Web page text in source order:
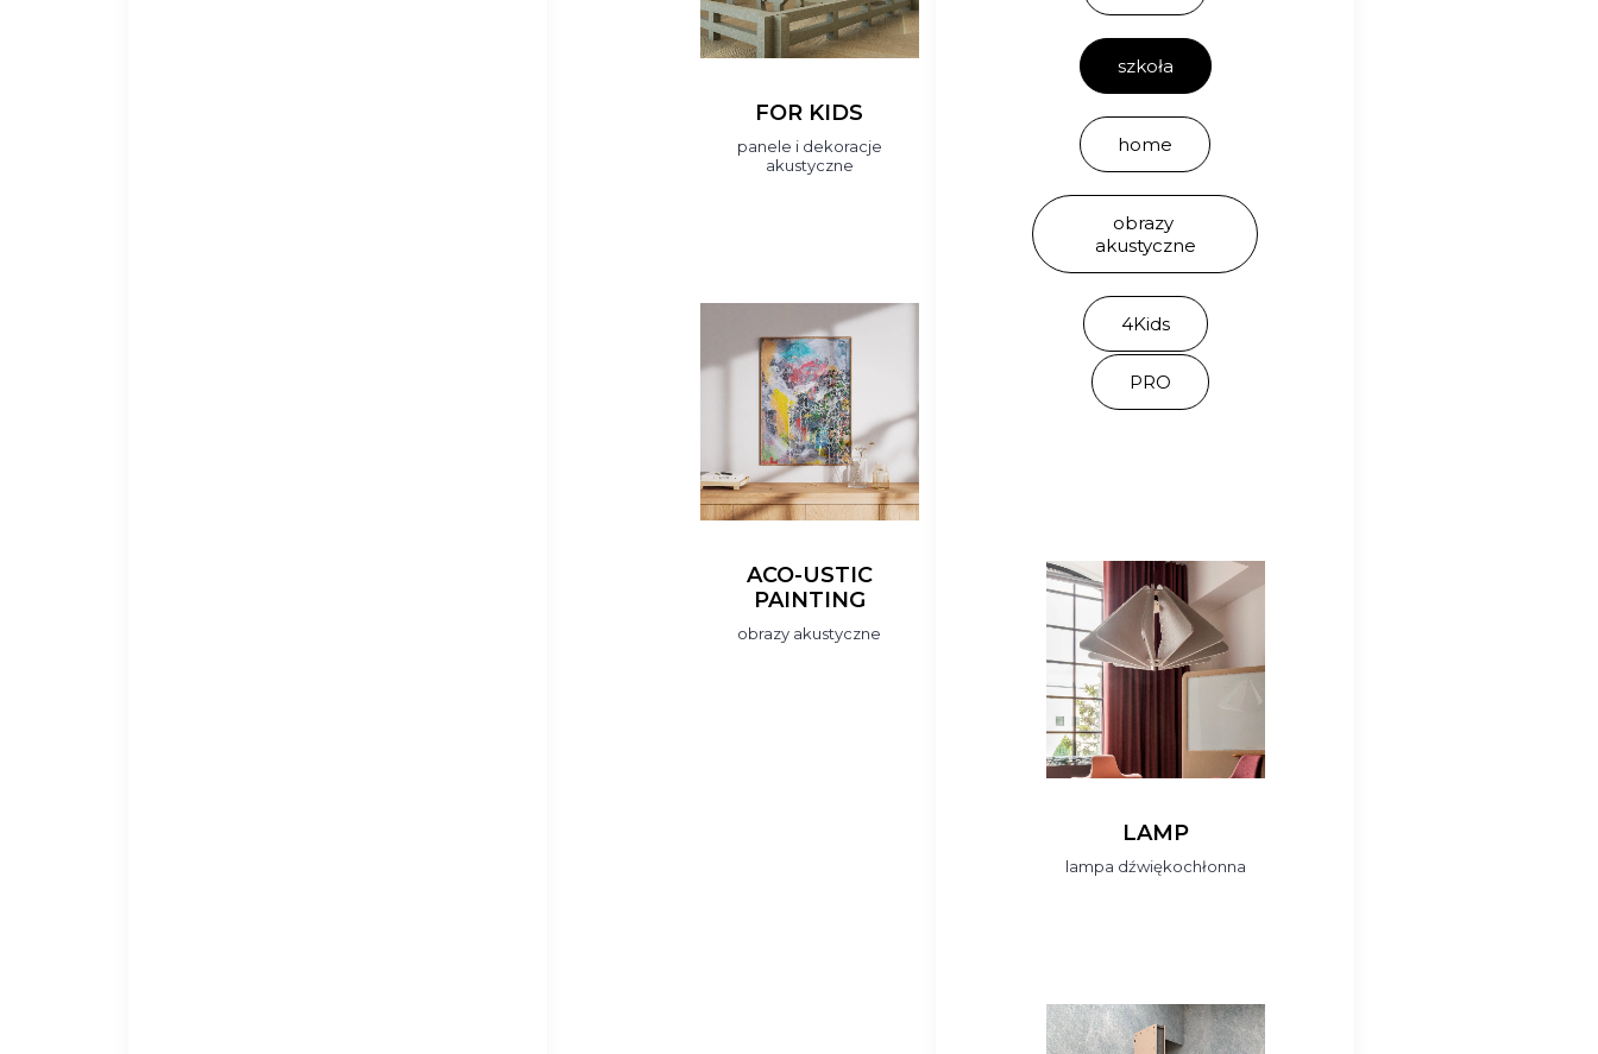
FOR KIDS
panele i dekoracje
akustyczne
ABSTRACT
dźwiękochłonne obrazy
abstrakcyjne 3D
ACO-USTIC
PAINTING
obrazy akustyczne
szkoła
home
obrazy
akustyczne
4Kids
PRO
LAMP
lampa dźwiękochłonna